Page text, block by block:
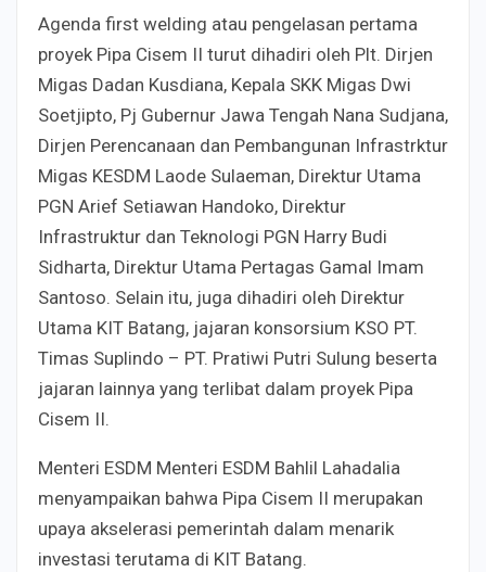
Agenda first welding atau pengelasan pertama
proyek Pipa Cisem II turut dihadiri oleh Plt. Dirjen
Migas Dadan Kusdiana, Kepala SKK Migas Dwi
Soetjipto, Pj Gubernur Jawa Tengah Nana Sudjana,
Dirjen Perencanaan dan Pembangunan Infrastrktur
Migas KESDM Laode Sulaeman, Direktur Utama
PGN Arief Setiawan Handoko, Direktur
Infrastruktur dan Teknologi PGN Harry Budi
Sidharta, Direktur Utama Pertagas Gamal Imam
Santoso. Selain itu, juga dihadiri oleh Direktur
Utama KIT Batang, jajaran konsorsium KSO PT.
Timas Suplindo – PT. Pratiwi Putri Sulung beserta
jajaran lainnya yang terlibat dalam proyek Pipa
Cisem II.
Menteri ESDM Menteri ESDM Bahlil Lahadalia
menyampaikan bahwa Pipa Cisem II merupakan
upaya akselerasi pemerintah dalam menarik
investasi terutama di KIT Batang.